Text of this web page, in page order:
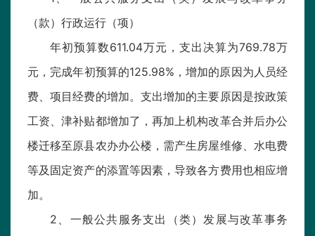
（款）行政运行（项）
年初预算数611.04万元，支出决算为769.78万
元，完成年初预算的125.98%，增加的原因为人员经
费、项目经费的增加。支出增加的主要原因是按政策
工资、津补贴都增加了，再加上机构改革合并后办公
楼迁移至原县农办办公楼，需产生房屋维修、水电费
等及固定资产的添置等因素，导致各方费用也相应增
加。
2、一般公共服务支出（类）发展与改革事务